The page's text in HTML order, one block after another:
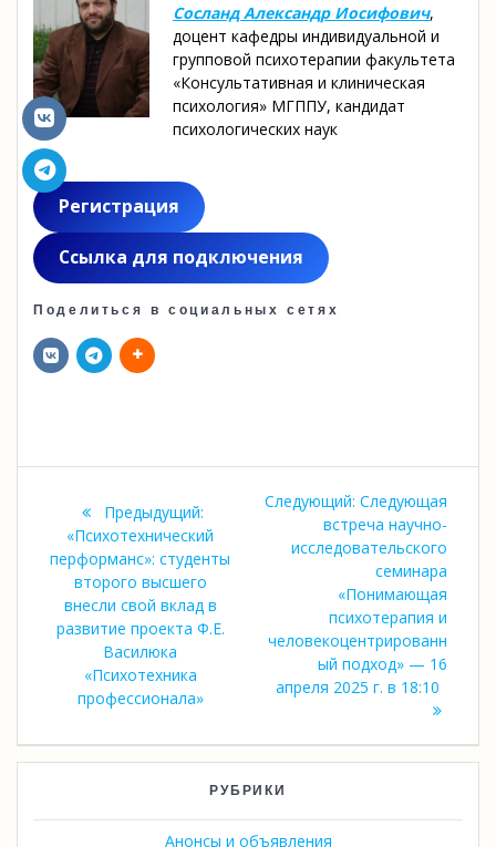
Сосланд Александр Иосифович,
доцент кафедры индивидуальной и
групповой психотерапии факультета
«Консультативная и клиническая
психология» МГППУ, кандидат
психологических наук
Регистрация
Ссылка для подключения
Поделиться в социальных сетях
записям
Предыдущий:
Предыдущая
запись:
«Психотехнический
перформанс»: студенты
второго высшего
внесли свой вклад в
развитие проекта Ф.Е.
Василюка
«Психотехника
профессионала»
Следующий: Следующая
запись:
Следующая
встреча научно-
исследовательского
семинара
«Понимающая
психотерапия и
человекоцентрированн
ый подход» — 16
апреля 2025 г. в 18:10
РУБРИКИ
Анонсы и объявления